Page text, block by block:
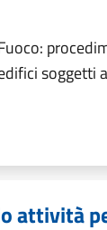
soggetti
attività